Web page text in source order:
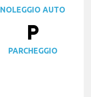
NOLEGGIO AUTO
local_parking
PARCHEGGIO